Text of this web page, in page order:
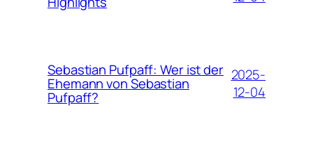
Sebastian Pufpaff: Wer ist der
Ehemann von Sebastian
Pufpaff?
2025-
12-04